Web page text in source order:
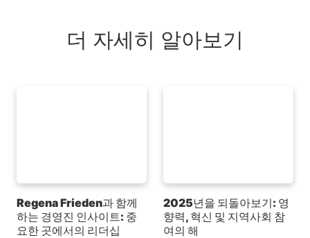
더 자세히 알아보기
Regena Frieden과 함께
하는 경영진 인사이트: 중
요한 곳에서의 리더십
2025년을 되돌아보기: 영
향력, 혁신 및 지역사회 참
여의 해